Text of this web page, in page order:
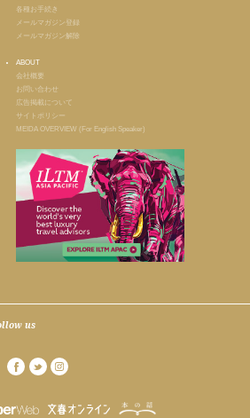
各種お手続き
メールマガジン登録
メールマガジン解除
ABOUT
会社概要
お問い合わせ
広告掲載について
サイトポリシー
MEIDA OVERVIEW (For English Speaker)
us